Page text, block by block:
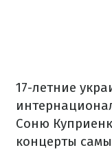
17-летние
Соню
концерты